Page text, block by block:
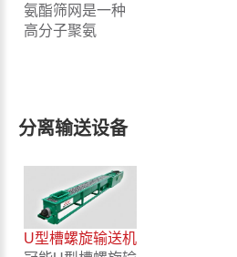
氨酯筛网是一种
高分子聚氨
分离输送设备
U型槽螺旋输送机